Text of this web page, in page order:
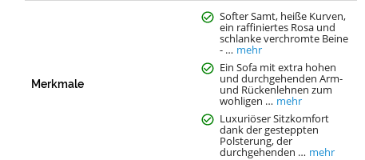
Merkmale
Softer Samt, heiße Kurven,
ein raffiniertes Rosa und
schlanke verchromte Beine
- … mehr
Ein Sofa mit extra hohen
und durchgehenden Arm-
und Rückenlehnen zum
wohligen … mehr
Luxuriöser Sitzkomfort
dank der gesteppten
Polsterung, der
durchgehenden … mehr